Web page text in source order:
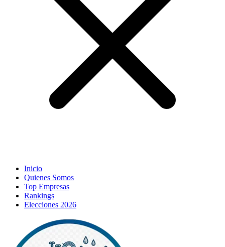
Inicio
Quienes Somos
Top Empresas
Rankings
Elecciones 2026